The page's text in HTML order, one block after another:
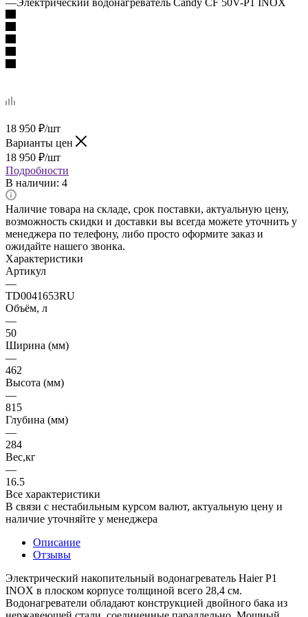
18 950 ₽/шт
Варианты цен
18 950 ₽/шт
Подробности
В наличии: 4
Наличие товара на складе, срок поставки, актуальную цену,
возможность скидки и доставки вы всегда можете уточнить у
менеджера по телефону, либо просто оформите заказ и
ожидайте нашего звонка.
Характеристики
Артикул
—
TD0041653RU
Объём, л
—
50
Ширина (мм)
—
462
Высота (мм)
—
815
Глубина (мм)
—
284
Вес,кг
—
16.5
Все характеристики
В связи с нестабильным курсом валют, актуальную цену и
наличие уточняйте у менеджера
Описание
Отзывы
Электрический накопительный водонагреватель Haier P1
INOX в плоском корпусе толщиной всего 28,4 см.
Водонагреватели обладают конструкцией двойного бака из